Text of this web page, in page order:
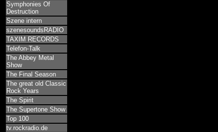
Symphonies Of
Destruction
Szene intern
szenesoundsRADIO
TAXIM RECORDS
Telefon-Talk
The Abbey Metal
Show
The Final Season
The great old Classic
Rock Years
The Spirit
The Supertone Show
Top 100
tv.rockradio.de